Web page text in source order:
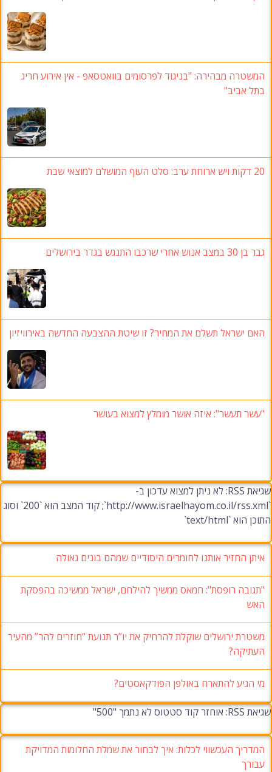
המשטרה מבהירה: "בניגוד לפרסומים בוואטסאפ - אין אירוע חריג
בתל אביב"
20 דקות ויש ארוחת ערב: סלט העוף המושלם למוצאי שבת
גבר בן 30 במצב אנוש אחרי שרכבו התנגש בגדר בירושלים
האם ישראל תשלם את המחיר? זו שיטת ההצבעה החדשה באירוויזיון
"עשר תעשר": איזה אושר מומלץ למצוא בעושר
שגיאת RSS: לא ניתן למצוא עדכון ב-
`http://www.israelhayom.co.il/rss.xml`; קוד המצב הוא `200` וסוג
התוכן הוא `text/html`
איתן החזיר אותנו לחומרים היסודיים שמהם בונים גאולה
"תגובה רופסת": חמאס ממשיך להילחם, ישראל ממשיכה בהפסקת
האש
משטרת ירושלים שוקלת להרחיק את יו”ר תנועת “חוזרים להר” מהעיר
העתיקה?
מי הגיע להתארח באולפן הפודקאסטים?
שגיאת RSS: אוחזר קוד סטטוס לא נתמך "500"
המדריך העכשווי לכלות: איך לבחור את שמלת החלומות המדויקת
עבורך